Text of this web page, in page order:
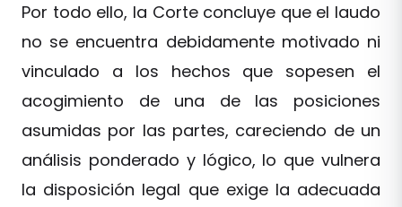
Por todo ello, la Corte concluye que el laudo
no se encuentra debidamente motivado ni
vinculado a los hechos que sopesen el
acogimiento de una de las posiciones
asumidas por las partes, careciendo de un
análisis ponderado y lógico, lo que vulnera
la disposición legal que exige la adecuada